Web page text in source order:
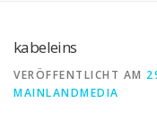
kabeleins
VERÖFFENTLICHT AM
MAINLANDMEDIA